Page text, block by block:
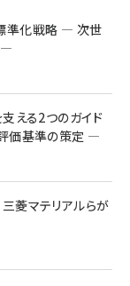
準化戦略 ― 次世
―
える2つのガイド
価基準の策定 ―
菱マテリアルらが